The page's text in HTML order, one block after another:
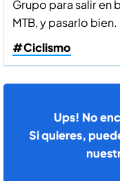
Grupo para salir en
MTB, y pasarlo
#Ciclismo
Ups! No
Si quieres,